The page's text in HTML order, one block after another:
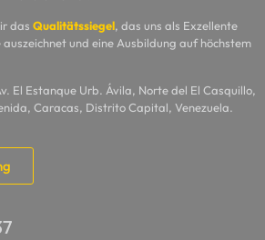
das Qualitätssiegel, das uns als Exzellente
und eine Ausbildung auf höchstem
El Estanque Urb. Ávila, Norte del El Casquillo,
Caracas, Distrito Capital, Venezuela.